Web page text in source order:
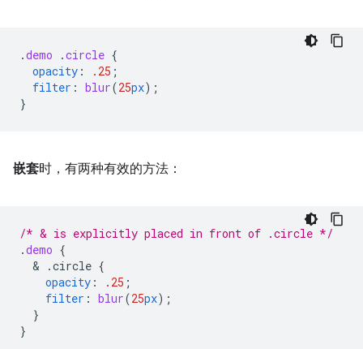
.demo .circle {
opacity : .25 ;
filter : blur(25px);
}
嵌套时，有两种有效的方法：
/* & is explicitly placed in front of .circle */
.demo {
  &
.circle {
opacity : .25 ;
filter : blur(25px);
}
}